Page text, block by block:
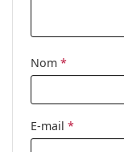
nettoyage:
Catégorie:
Nom *
E-mail *